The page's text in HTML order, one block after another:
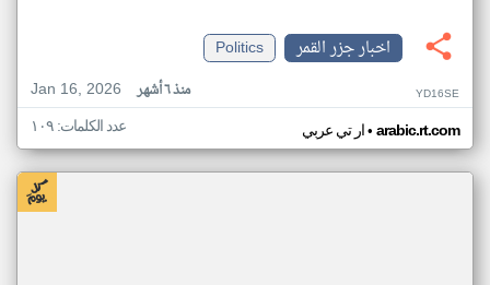
اخبار جزر القمر
Politics
Jan 16, 2026
منذ ٦ أشهر YD16SE
ار تي عربي• arabic.rt.com عدد الكلمات: ١٠٩